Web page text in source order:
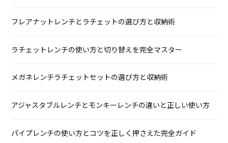
フレアナットレンチとラチェットの選び方と収納術
ラチェットレンチの使い方と切り替えを完全マスター
メガネレンチラチェットセットの選び方と収納術
アジャスタブルレンチとモンキーレンチの違いと正しい使い方
パイプレンチの使い方とコツを正しく押さえた完全ガイド